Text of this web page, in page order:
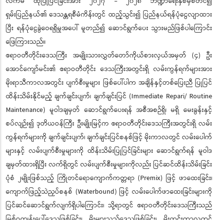
ရှမ်းပြည်နယ်၏ ဒေသန္တရစီမံကိန်းတွင် ထည့်သွင်း၍ ပြည်နယ်ရန်ပုံငွေလျာထား
ပြီး ရန်ပုံငွေခွဲဝေရရှိမှုအပေါ် မူတည်၍ ဆောင်ရွက်ပေး သွားမည်ဖြစ်ပါကြောင်း
ဖြေကြားသည်။
ဧရာဝတီတိုင်းဒေသကြီး အမျိုးသားလွှတ်တော်ကိုယ်စားလှယ်အမှတ် (၄) ဦး
အောင်ကျော်မင်း၏ ဧရာဝတီတိုင်း ဒေသကြီးအတွင်းရှိ လမ်းကွန်ရက်များအား
မိုးရာသီကာလအတွင်း ပျက်စီးမှုများ ဖြစ်ပေါ်ပါက အချိန်နှင့်တစ်ပြေးညီ ပြုပြင်
ထိန်းသိမ်းနိုင်မည့် ချက်ချင်းပျက်၊ ချက်ချင်းပြင် (Immediate Repari/ Routine
Maintenance) မူဝါဒချမှတ် ဆောင်ရွက်ပေးရန် အစီအစဉ်ရှိ၊ မရှိ မေးခွန်းနှင့်
စပ်လျဉ်း၍ ဒုတိယဝန်ကြီး ဦးမျိုးမြင့်က ဧရာဝတီတိုင်းဒေသကြီးအတွင်းရှိ လမ်း
ကွန်ရက်များကို ချက်ချင်းပျက်၊ ချက်ချင်းပြင်စနစ်ဖြင့် မိုးကာလတွင် လမ်းပေါက်
များနှင့် လမ်းပျက်စီးမှုများကို ထိန်းသိမ်းပြုပြင်ခြင်းများ ဆောင်ရွက်ရန် မူဝါဒ
ချမှတ်ထားရှိပြီး လက်ရှိတွင် လမ်းပျက်စီးမှုများကိုလည်း ပြင်ဆင်ထိန်းသိမ်းခြင်း
ပုံစံ ၂မျိုးဖြစ်သည့် ကြိုတင်ရောကျောက်ကတ္တရာ (Premix) ဖြင့် ဖာထေးခြင်း၊
ကျောက်ဖြည့်သဲညှပ်စနစ် (Waterbound) ဖြင့် လမ်းပေါက်ဖာထေးခြင်းများကို
ပြင်ဆင်ဆောင်ရွက်လျက်ရှိပါကြောင်း၊ သို့ရာတွင် ဧရာဝတီတိုင်းဒေသကြီးသည်